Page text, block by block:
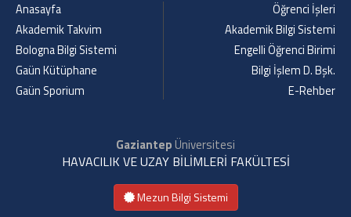
Anasayfa
Akademik Takvim
Bologna Bilgi Sistemi
Gaün Kütüphane
Gaün Sporium
Öğrenci İşleri
Akademik Bilgi Sistemi
Engelli Öğrenci Birimi
Bilgi İşlem D. Bşk.
E-Rehber
GaziantepÜniversitesi
HAVACILIK VE UZAY BİLİMLERİ FAKÜLTESİ
Mezun Bilgi Sistemi